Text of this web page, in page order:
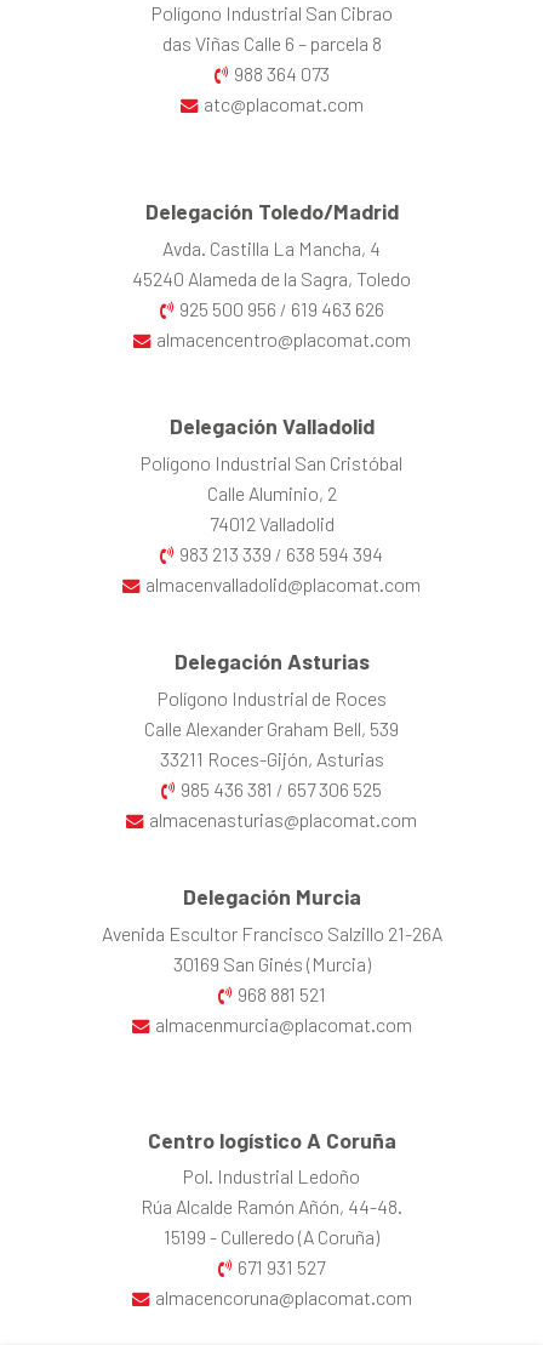
Polígono Industrial San Cibrao
das Viñas Calle 6 – parcela 8
988 364 073
atc@placomat.com
Delegación Toledo/Madrid
Avda. Castilla La Mancha, 4
45240 Alameda de la Sagra, Toledo
925 500 956 / 619 463 626
almacencentro@placomat.com
Delegación Valladolid
Polígono Industrial San Cristóbal
Calle Aluminio, 2
74012 Valladolid
983 213 339 / 638 594 394
almacenvalladolid@placomat.com
Delegación Asturias
Polígono Industrial de Roces
Calle Alexander Graham Bell, 539
33211 Roces-Gijón, Asturias
985 436 381 / 657 306 525
almacenasturias@placomat.com
Delegación Murcia
Avenida Escultor Francisco Salzillo 21-26A
30169 San Ginés (Murcia)
968 881 521
almacenmurcia@placomat.com
Centro logístico A Coruña
Pol. Industrial Ledoño
Rúa Alcalde Ramón Añón, 44-48.
15199 - Culleredo (A Coruña)
671 931 527
almacencoruna@placomat.com